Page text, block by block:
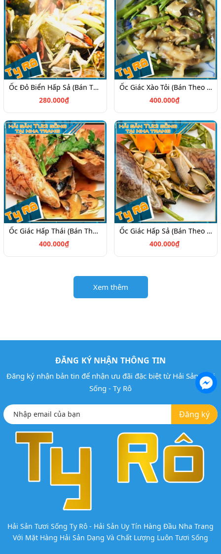
Ốc Đỏ Biển Hấp Sả (Bán Theo Kg)
280.000₫
Ốc Giác Xào Tỏi (Bán Theo Kg)
400.000₫
Ốc Giác Hấp Thái (Bán Theo Kg)
400.000₫
Ốc Giác Hấp Sả (Bán Theo Kg)
400.000₫
Xem thêm
ĐĂNG KÝ NHẬN THÔNG TIN
Đăng ký nhận bản tin để nhận ưu đãi đặc biệt từ Hải Sản Tươi
Sống - Ty Rô
Đăng ký
Hải Sản Tươi Sống Ty Rô - Hải Sản Uy Tín Hàng Đầu Nha Trang
Với Mặt Hàng Hải Sản Dạng Và Chất Lượng Luôn Tươi Sống